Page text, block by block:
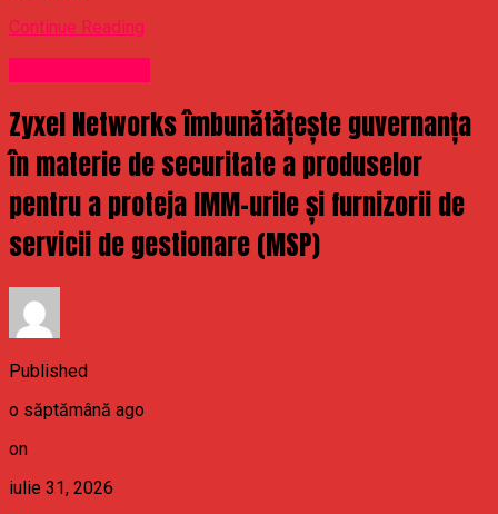
Continue Reading
Zyxel Networks îmbunătățește guvernanța
în materie de securitate a produselor
pentru a proteja IMM-urile și furnizorii de
servicii de gestionare (MSP)
Published
o săptămână ago
on
iulie 31, 2026